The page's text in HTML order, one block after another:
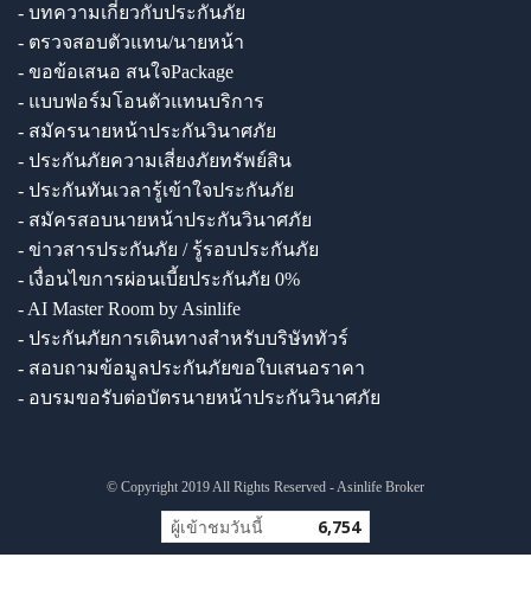
- บทความเกี่ยวกับประกันภัย
- ตรวจสอบตัวแทน/นายหน้า
- ขอข้อเสนอ สนใจPackage
- แบบฟอร์มโอนตัวแทนบริการ
- สมัครนายหน้าประกันวินาศภัย
- ประกันภัยความเสี่ยงภัยทรัพย์สิน
- ประกันทันเวลารู้เข้าใจประกันภัย
- สมัครสอบนายหน้าประกันวินาศภัย
- ข่าวสารประกันภัย / รู้รอบประกันภัย
- เงื่อนไขการผ่อนเบี้ยประกันภัย 0%
- AI Master Room by Asinlife
- ประกันภัยการเดินทางสำหรับบริษัททัวร์
- สอบถามข้อมูลประกันภัยขอใบเสนอราคา
- อบรมขอรับต่อบัตรนายหน้าประกันวินาศภัย
© Copyright 2019 All Rights Reserved - Asinlife Broker
ผู้เข้าชมวันนี้ 6,754